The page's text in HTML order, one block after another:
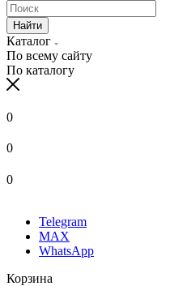
Найти
Каталог
По всему сайту
По каталогу
0
0
0
Telegram
MAX
WhatsApp
Корзина